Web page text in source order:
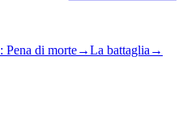
: Pena di morte→La battaglia →